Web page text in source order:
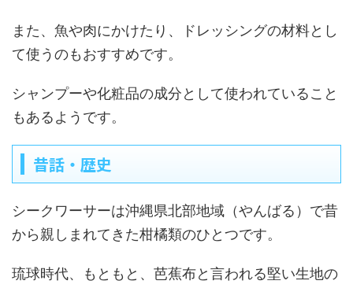
また、魚や肉にかけたり、ドレッシングの材料とし
て使うのもおすすめです。
シャンプーや化粧品の成分として使われていること
もあるようです。
昔話・歴史
シークワーサーは沖縄県北部地域（やんばる）で昔
から親しまれてきた柑橘類のひとつです。
琉球時代、もともと、芭蕉布と言われる堅い生地の